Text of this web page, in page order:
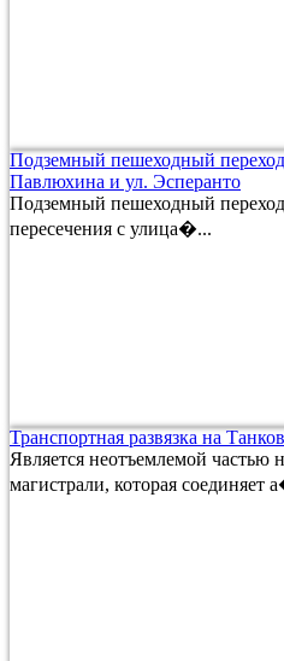
Подземный пешеходный
Павлюхина и ул. Эсперанто
Подземный пешеходный
пересечения с улица�...
Транспортная развязка на
Является неотъемлемой частью
магистрали, которая соединяет